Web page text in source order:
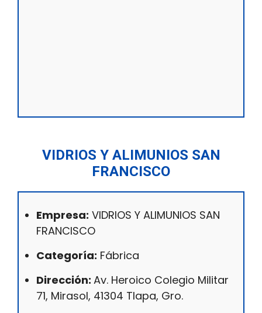
VIDRIOS Y ALIMUNIOS SAN
FRANCISCO
Empresa: VIDRIOS Y ALIMUNIOS SAN
FRANCISCO
Categoría: Fábrica
Dirección: Av. Heroico Colegio Militar
71, Mirasol, 41304 Tlapa, Gro.